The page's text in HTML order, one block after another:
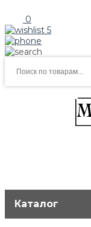
0
5
товаров
Каталог